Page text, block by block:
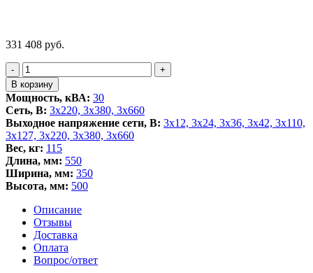
331 408 руб.
-
Количество
товара
Трехфазный
понижающий
трансформатор
ТСТ-
ОР-30
+
В корзину
Мощность, кВА: 30
Сеть, В: 3x220, 3х380, 3x660
Выходное напряжение сети, В: 3x12, 3x24, 3x36, 3x42, 3x110,
3x127, 3x220, 3x380, 3x660
Вес, кг: 115
Длина, мм: 550
Ширина, мм: 350
Высота, мм: 500
Описание
Отзывы
Доставка
Оплата
Вопрос/ответ